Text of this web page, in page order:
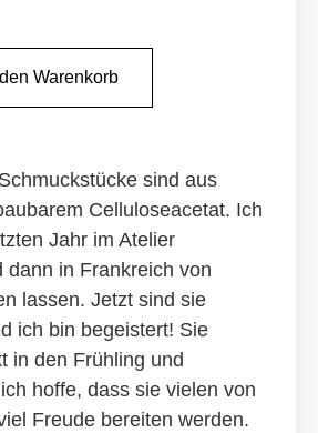
den Warenkorb
sind aus
Celluloseacetat. Ich
Jahr im Atelier
dann in Frankreich von
lassen. Jetzt sind sie
ich bin begeistert! Sie
in den Frühling und
hoffe, dass sie vielen von
Freude bereiten werden.